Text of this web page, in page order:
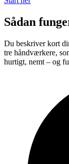
Sådan
Du beskriver kort
tre håndværkere,
hurtigt, nemt – og